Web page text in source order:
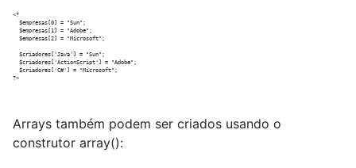
<?
  $empresas[0] = "Sun";
  $empresas[1] = "Adobe";
  $empresas[2] = "Microsoft";
  $criadores['Java'] = "Sun";
  $criadores['ActionScript'] = "Adobe";
  $criadores['C#'] = "Microsoft";
Arrays também podem ser criados usando o
construtor array():